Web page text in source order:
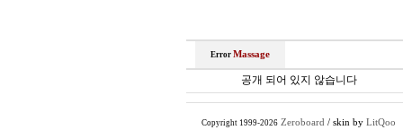
Error Massage
공개 되어 있지 않습니다
Copyright 1999-2026 Zeroboard / skin by LitQoo